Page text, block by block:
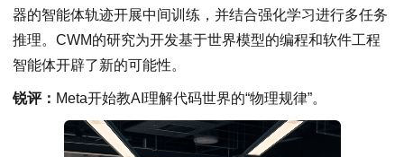
器的智能体轨迹开展中间训练，并结合强化学习进行多任务
推理。CWM的研究为开发基于世界模型的编程和软件工程
智能体开辟了新的可能性。
锐评： Meta开始教AI理解代码世界的“物理规律”。